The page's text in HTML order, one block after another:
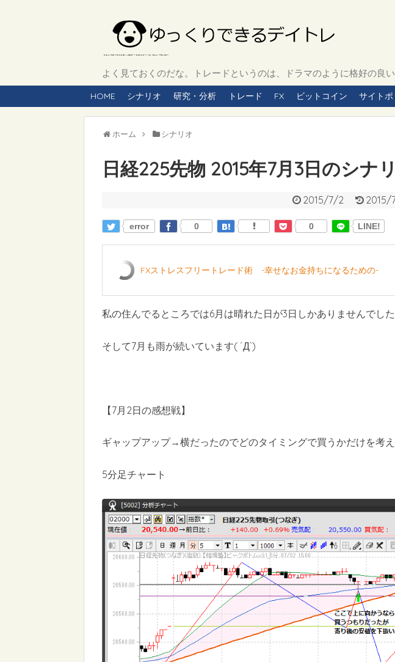
よく見ておくのだな。トレードというのは、ドラマのように格好の良
HOME シナリオ 研究・分析 トレード FX ビットコイン サイト
ホーム シナリオ
日経225先物 2015年7月3日のシナ
2015/7/2 2015/
error 0 0 LINE!
FXストレスフリートレード術 -幸せなお金持ちになるための-
私の住んでるところでは6月は晴れた日が3日しかありませんでした
そして7月も雨が続いています( ´Д`)
【7月2日の感想戦】
ギャップアップ→横だったのでどのタイミングで買うかだけを考え
5分足チャート